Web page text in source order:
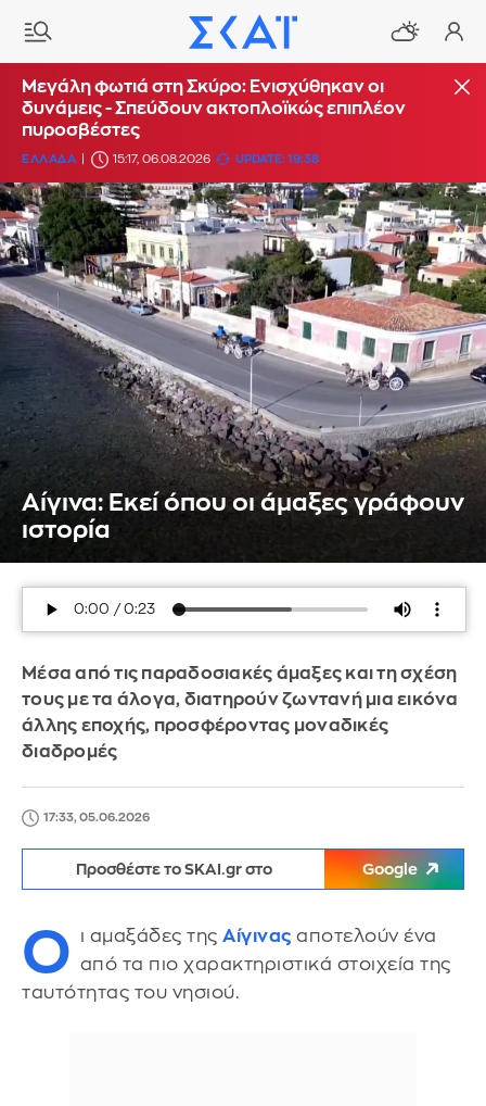
Μεγάλη φωτιά στη Σκύρο: Ενισχύθηκαν οι
δυνάμεις - Σπεύδουν ακτοπλοϊκώς επιπλέον
πυροσβέστες
ΕΛΛΑΔΑ 15:17, 06.08.2026 UPDATE: 19:38
Αίγινα: Εκεί όπου οι άμαξες γράφουν
ιστορία
Μέσα από τις παραδοσιακές άμαξες και τη σχέση
τους με τα άλογα, διατηρούν ζωντανή μια εικόνα
άλλης εποχής, προσφέροντας μοναδικές
διαδρομές
17:33, 05.06.2026
Προσθέστε το SKAI.gr στο Google
Ο ι αμαξάδες της Αίγινας αποτελούν ένα
από τα πιο χαρακτηριστικά στοιχεία της
ταυτότητας του νησιού.